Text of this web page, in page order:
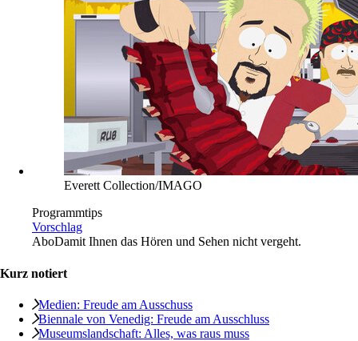
Everett Collection/IMAGO
Programmtips
Vorschlag
AboDamit Ihnen das Hören und Sehen nicht vergeht.
Kurz notiert
Medien: Freude am Ausschuss
Biennale von Venedig: Freude am Ausschluss
Museumslandschaft: Alles, was raus muss